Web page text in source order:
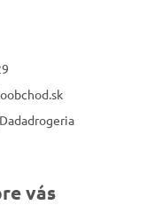
vás